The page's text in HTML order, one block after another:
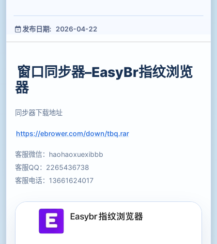
发布日期: 2026-04-22
窗口同步器–EasyBr指纹浏览
器
同步器下载地址
https://ebrower.com/down/tbq.rar
客服微信：haohaoxuexibbb
客服QQ：2265436738
客服电话：13661624017